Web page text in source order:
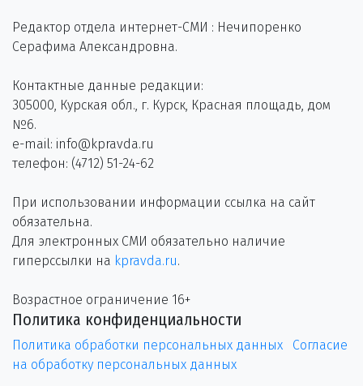
Редактор отдела интернет-СМИ : Нечипоренко
Серафима Александровна.
Контактные данные редакции:
305000, Курская обл., г. Курск, Красная площадь, дом
№6.
e-mail: info@kpravda.ru
телефон: (4712) 51-24-62
При использовании информации ссылка на сайт
обязательна.
Для электронных СМИ обязательно наличие
гиперссылки на kpravda.ru.
Возрастное ограничение 16+
Политика конфиденциальности
Политика обработки персональных данных
Согласие
на обработку персональных данных